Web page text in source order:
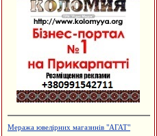
Меража ювелірних магазинів "АГАТ"